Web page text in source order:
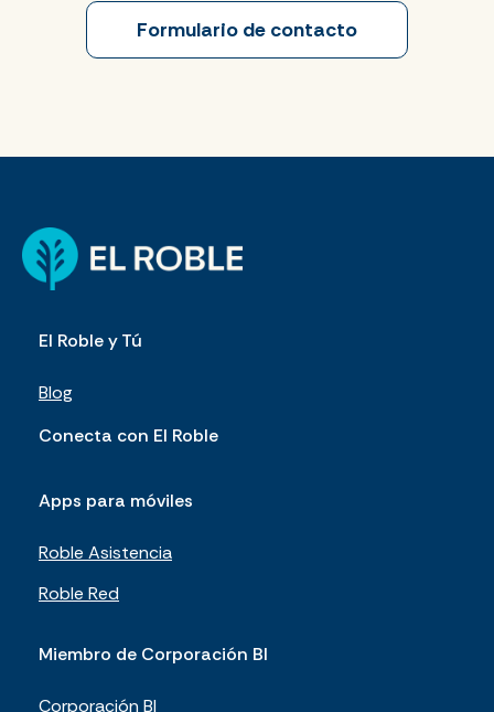
Formulario de contacto
El Roble y Tú
Blog
Conecta con El Roble
Apps para móviles
Roble Asistencia
Roble Red
Miembro de Corporación BI
Corporación BI